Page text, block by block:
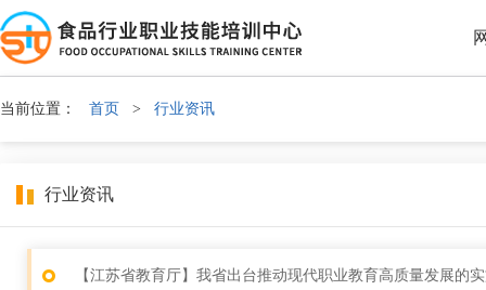
当前位置： 首页 > 行业资讯
行业资讯
【江苏省教育厅】我省出台推动现代职业教育高质量发展